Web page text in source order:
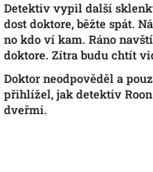
Detektiv vypil další
dost doktore, běžte spát.
no kdo ví kam. Ráno
doktore. Zítra budu chtít
Doktor neodpověděl a
přihlížel, jak detektiv
dveřmi.